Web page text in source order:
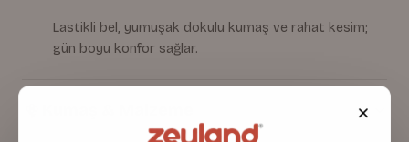
Lastikli bel, yumuşak dokulu kumaş ve rahat kesim;
gün boyu konfor sağlar.